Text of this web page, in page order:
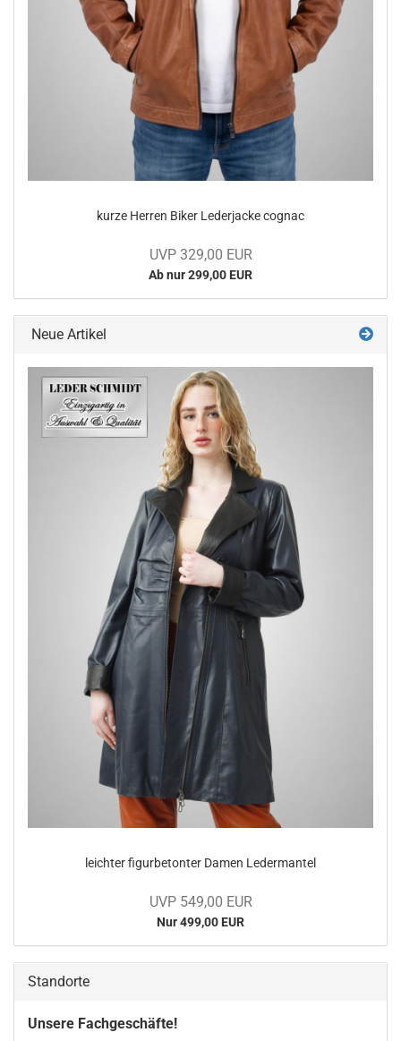
kurze Her­ren Biker Le­der­ja­cke co­gnac
UVP 329,00 EUR
Ab nur 299,00 EUR
Neue Artikel
leich­ter fi­gur­be­ton­ter Damen Le­der­man­tel
UVP 549,00 EUR
Nur 499,00 EUR
Standorte
Unsere Fachgeschäfte!